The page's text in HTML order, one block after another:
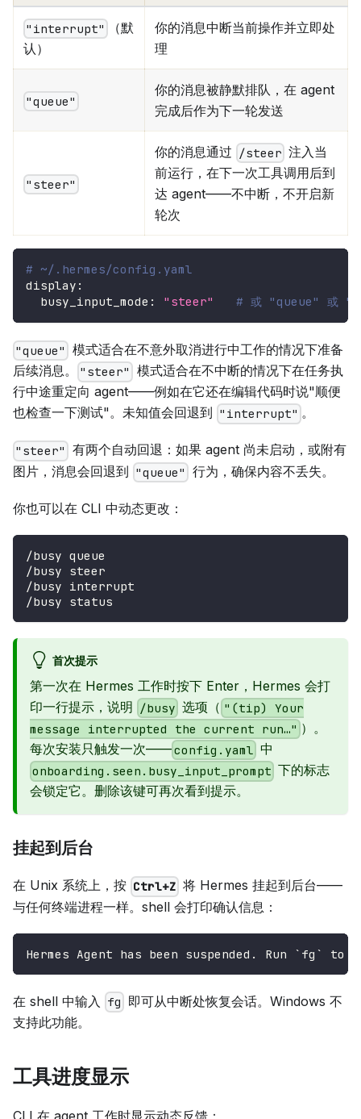
"interrupt"
（默
认）
你的消息中断当前操作并立即处
理
"queue"
你的消息被静默排队，在 agent
完成后作为下一轮发送
"steer"
你的消息通过 /steer 注入当
前运行，在下一次工具调用后到
达 agent——不中断，不开启新
轮次
# ~/.hermes/config.yaml
display :
busy_input_mode : "steer" # 或 "queue" 或
"queue" 模式适合在不意外取消进行中工作的情况下准备
后续消息。
"steer" 模式适合在不中断的情况下在任务执
行中途重定向 agent——例如在它还在编辑代码时说"顺便
也检查一下测试"。未知值会回退到 "interrupt" 。
"steer" 有两个自动回退：如果 agent 尚未启动，或附有
图片，消息会回退到 "queue" 行为，确保内容不丢失。
你也可以在 CLI 中动态更改：
/busy queue
/busy steer
/busy interrupt
/busy status
首次提示
第一次在 Hermes 工作时按下 Enter，Hermes 会打
印一行提示，说明 /busy 选项（ "(tip) Your
message interrupted the current run…" ）。
每次安装只触发一次——config.yaml 中
onboarding.seen.busy_input_prompt 下的标志
会锁定它。删除该键可再次看到提示。
挂起到后台
在 Unix 系统上，按 Ctrl+Z 将 Hermes 挂起到后台——
与任何终端进程一样。shell 会打印确认信息：
Hermes Agent has been suspended. Run `fg` to
在 shell 中输入 fg 即可从中断处恢复会话。Windows 不
支持此功能。
工具进度显示
CLI 在 agent 工作时显示动态反馈：